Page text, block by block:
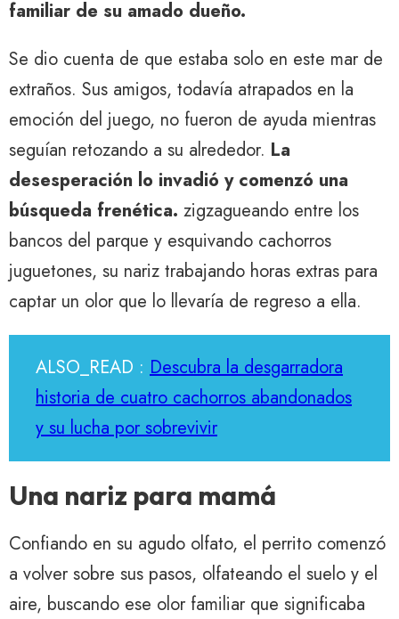
familiar de su amado dueño.
Se dio cuenta de que estaba solo en este mar de
extraños. Sus amigos, todavía atrapados en la
emoción del juego, no fueron de ayuda mientras
seguían retozando a su alrededor. La
desesperación lo invadió y comenzó una
búsqueda frenética. zigzagueando entre los
bancos del parque y esquivando cachorros
juguetones, su nariz trabajando horas extras para
captar un olor que lo llevaría de regreso a ella.
ALSO_READ : Descubra la desgarradora
historia de cuatro cachorros abandonados
y su lucha por sobrevivir
Una nariz para mamá
Confiando en su agudo olfato, el perrito comenzó
a volver sobre sus pasos, olfateando el suelo y el
aire, buscando ese olor familiar que significaba